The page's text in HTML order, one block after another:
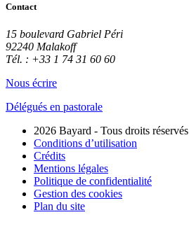
Contact
15 boulevard Gabriel Péri
92240 Malakoff
Tél. : +33 1 74 31 60 60
Nous écrire
Délégués en pastorale
2026 Bayard - Tous droits réservés
Conditions d’utilisation
Crédits
Mentions légales
Politique de confidentialité
Gestion des cookies
Plan du site